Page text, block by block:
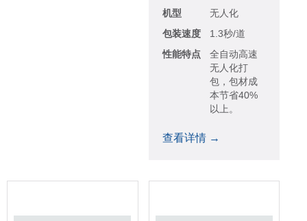
机型
无人化
包装速度
1.3秒/道
性能特点
全自动高速
无人化打
包，包材成
本节省40%
以上。
查看详情 →